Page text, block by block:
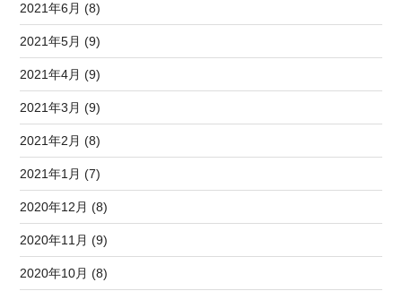
2021年6月 (8)
2021年5月 (9)
2021年4月 (9)
2021年3月 (9)
2021年2月 (8)
2021年1月 (7)
2020年12月 (8)
2020年11月 (9)
2020年10月 (8)